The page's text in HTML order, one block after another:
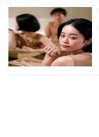
cosplay